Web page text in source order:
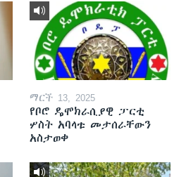
ማርች 13, 2025
የቦሮ ዴሞክራሲያዊ ፓርቲ
ሦስት አባላቱ መታሰራቸውን
አስታወቀ